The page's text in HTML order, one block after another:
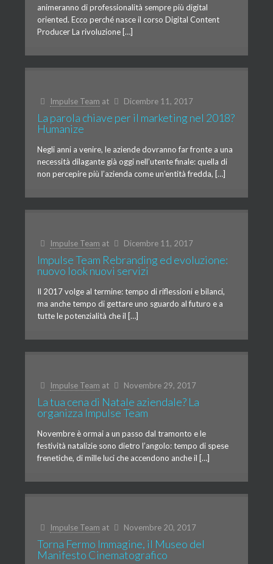
animeranno di professionalità sempre più digital
oriented. Ecco perché nasce il corso Digital Content
Producer La rivoluzione […]
Impulse Team at Dicembre 11, 2017
La parola chiave per il marketing nel 2018?
Humanize
Negli anni a venire, le aziende dovranno far fronte a una
necessità dilagante già oggi nell’utente finale: quella di
non percepire più l’azienda come un’entità fredda, […]
Impulse Team at Dicembre 11, 2017
Impulse Team Rebranding ed evoluzione:
nuovo look nuovi servizi
Il 2017 volge al termine: tempo di riflessioni e bilanci,
ma anche tempo di gettare uno sguardo al futuro e a
tutte le potenzialità che il […]
Impulse Team at Novembre 29, 2017
La tua cena di Natale aziendale? La
organizza Impulse Team
Novembre è ormai a un passo dal tramonto e le
festività natalizie sono dietro l’angolo: tempo di spese
frenetiche, di mille luci che accendono anche il […]
Impulse Team at Novembre 20, 2017
Torna Fermo Immagine, il Museo del
Manifesto Cinematografico